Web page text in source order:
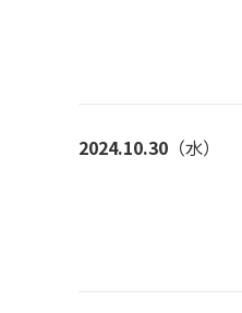
2024.10.30 （水）